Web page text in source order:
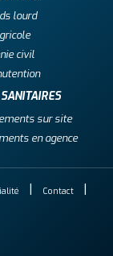
lourd
civil
sur site
en agence
Contact